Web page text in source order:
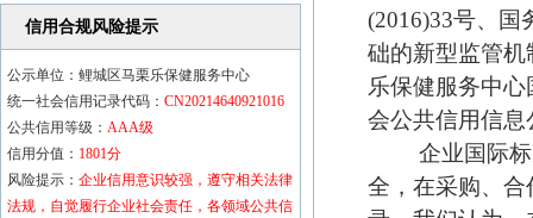
信用合规风险提示
公示单位：鲤城区马栗乐保健服务中心
统一社会信用记录代码： CN20214640921016
公共信用等级： AAA级
信用分值： 1801分
风险提示： 企业信用意识较强，遵守相关法律
法规，自觉履行企业社会责任，各领域公共信
(2016)33号、国
础的新型监管机
乐保健服务中
会公共信用信
企业国际标准
全，在采购、